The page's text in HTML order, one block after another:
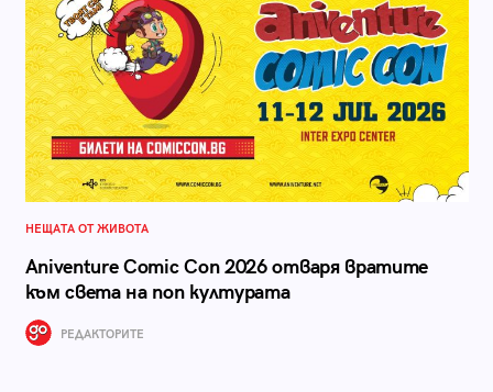
НЕЩАТА ОТ ЖИВОТА
Aniventure Comic Con 2026 отваря вратите
към света на поп културата
РЕДАКТОРИТЕ